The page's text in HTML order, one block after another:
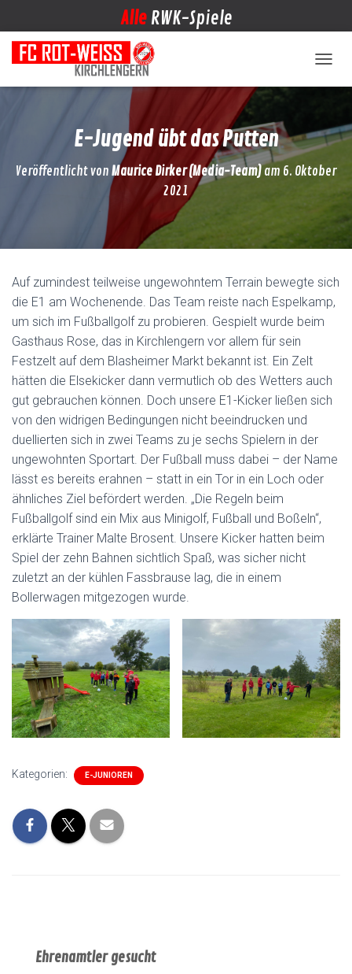
Alle RWK-Spiele
E-Jugend übt das Putten
Veröffentlicht von Maurice Dirker (Media-Team) am 6. Oktober
2021
Auf zumindest teilweise ungewohntem Terrain bewegte sich
die E1 am Wochenende. Das Team reiste nach Espelkamp,
um sich im Fußballgolf zu probieren. Gespielt wurde beim
Gasthaus Rose, das in Kirchlengern vor allem für sein
Festzelt auf dem Blasheimer Markt bekannt ist. Ein Zelt
hätten die Elsekicker dann vermutlich ob des Wetters auch
gut gebrauchen können. Doch unsere E1-Kicker ließen sich
von den widrigen Bedingungen nicht beeindrucken und
duellierten sich in zwei Teams zu je sechs Spielern in der
ungewohnten Sportart. Der Fußball muss dabei – der Name
lässt es bereits erahnen – statt in ein Tor in ein Loch oder
ähnliches Ziel befördert werden. „Die Regeln beim
Fußballgolf sind ein Mix aus Minigolf, Fußball und Boßeln“,
erklärte Trainer Malte Brosent. Unsere Kicker hatten beim
Spiel der zehn Bahnen sichtlich Spaß, was sicher nicht
zuletzt an der kühlen Fassbrause lag, die in einem
Bollerwagen mitgezogen wurde.
Kategorien: E-JUNIOREN
Ehrenamtler gesucht